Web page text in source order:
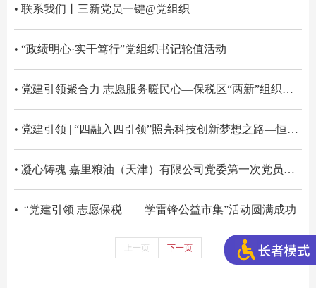
• 联系我们丨三新党员一键@党组织
• “政绩明心·实干笃行”党组织书记轮值活动
• 党建引领聚合力 志愿服务暖民心—保税区“两新”组织党员志愿服务队开展“爱心义剪”系列活动
• 党建引领 | “四融入四引领”照亮科技创新梦想之路—恒银金融科技股份有限公司党委
• 凝心铸魂 嘉里粮油（天津）有限公司党委第一次党员代表大会胜利召开
• “党建引领 志愿保税——学雷锋公益市集”活动圆满成功
上一页 下一页